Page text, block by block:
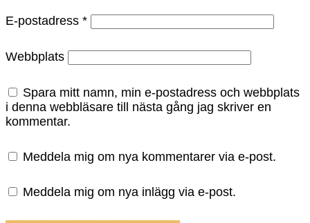
E-postadress *
Webbplats
Spara mitt namn, min e-postadress och webbplats
i denna webbläsare till nästa gång jag skriver en
kommentar.
Meddela mig om nya kommentarer via e-post.
Meddela mig om nya inlägg via e-post.